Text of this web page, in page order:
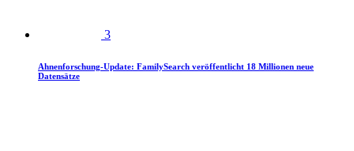
3
Ahnenforschung-Update: FamilySearch veröffentlicht 18 Millionen neue
Datensätze